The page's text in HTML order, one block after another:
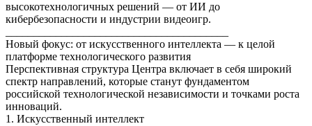
высокотехнологичных решений — от ИИ до
кибербезопасности и индустрии видеоигр.
Новый фокус: от искусственного интеллекта — к целой
платформе технологического развития
Перспективная структура Центра включает в себя широкий
спектр направлений, которые станут фундаментом
российской технологической независимости и точками роста
инноваций.
1. Искусственный интеллект